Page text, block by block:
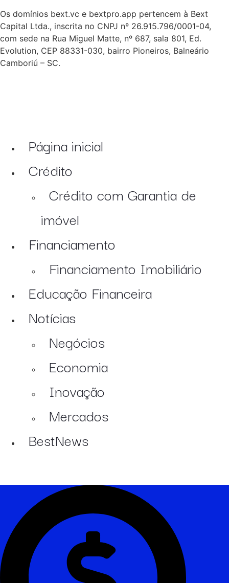
Os domínios bext.vc e bextpro.app pertencem à Bext
Capital Ltda., inscrita no CNPJ nº 26.915.796/0001-04,
com sede na Rua Miguel Matte, nº 687, sala 801, Ed.
Evolution, CEP 88331-030, bairro Pioneiros, Balneário
Camboriú – SC.
Página inicial
Crédito
Crédito com Garantia de
imóvel
Financiamento
Financiamento Imobiliário
Educação Financeira
Notícias
Negócios
Economia
Inovação
Mercados
BestNews